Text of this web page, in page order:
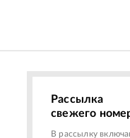
Рассылка
свежего
В рассылку